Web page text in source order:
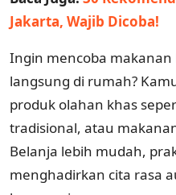
Jakarta, Wajib Dicoba!
Ingin mencoba
langsung di rumah?
produk olahan khas
tradisional, atau
Belanja lebih mudah,
menghadirkan cita rasa